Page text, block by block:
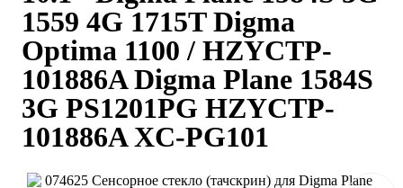
1559 4G 1715T Digma
Optima 1100 / HZYCTP-
101886A Digma Plane 1584S
3G PS1201PG HZYCTP-
101886A XC-PG101